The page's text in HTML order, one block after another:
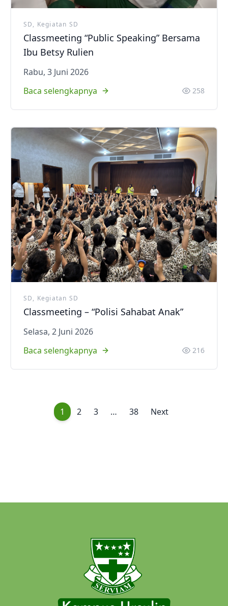
SD, Kegiatan SD
Classmeeting “Public Speaking” Bersama
Ibu Betsy Rulien
Rabu, 3 Juni 2026
Baca selengkapnya
258
SD, Kegiatan SD
Classmeeting – “Polisi Sahabat Anak”
Selasa, 2 Juni 2026
Baca selengkapnya
216
1 2 3 … 38 Next